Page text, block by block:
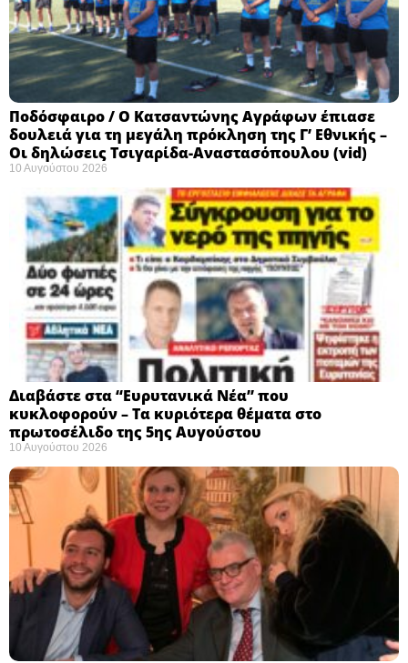
Ποδόσφαιρο / Ο Κατσαντώνης Αγράφων έπιασε
δουλειά για τη μεγάλη πρόκληση της Γ’ Εθνικής –
Οι δηλώσεις Τσιγαρίδα-Αναστασόπουλου (vid)
10 Αυγούστου 2026
Διαβάστε στα “Ευρυτανικά Νέα” που
κυκλοφορούν – Τα κυριότερα θέματα στο
πρωτοσέλιδο της 5ης Αυγούστου
10 Αυγούστου 2026